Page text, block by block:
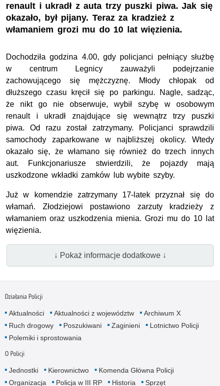
renault i ukradł z auta trzy puszki piwa. Jak się
okazało, był pijany. Teraz za kradzież z
włamaniem grozi mu do 10 lat więzienia.
Dochodziła godzina 4.00, gdy policjanci pełniący służbę
w centrum Legnicy zauważyli podejrzanie
zachowującego się mężczyznę. Młody chłopak od
dłuższego czasu kręcił się po parkingu. Nagle, sadząc,
że nikt go nie obserwuje, wybił szybę w osobowym
renault i ukradł znajdujące się wewnątrz trzy puszki
piwa. Od razu został zatrzymany. Policjanci sprawdzili
samochody zaparkowane w najbliższej okolicy. Wtedy
okazało się, że włamano się również do trzech innych
aut. Funkcjonariusze stwierdzili, że pojazdy mają
uszkodzone wkładki zamków lub wybite szyby.
Już w komendzie zatrzymany 17-latek przyznał się do
włamań. Złodziejowi postawiono zarzuty kradzieży z
włamaniem oraz uszkodzenia mienia. Grozi mu do 10 lat
więzienia.
↓ Pokaż informacje dodatkowe ↓
Działania Policji
Aktualności Aktualności z województw
Archiwum X
Ruch drogowy
Poszukiwani Zaginieni
Lotnictwo Policji
Polemiki i sprostowania
O Policji
Jednostki Kierownictwo
Komenda Główna Policji
Organizacja
Policja w III RP Historia
Sprzęt